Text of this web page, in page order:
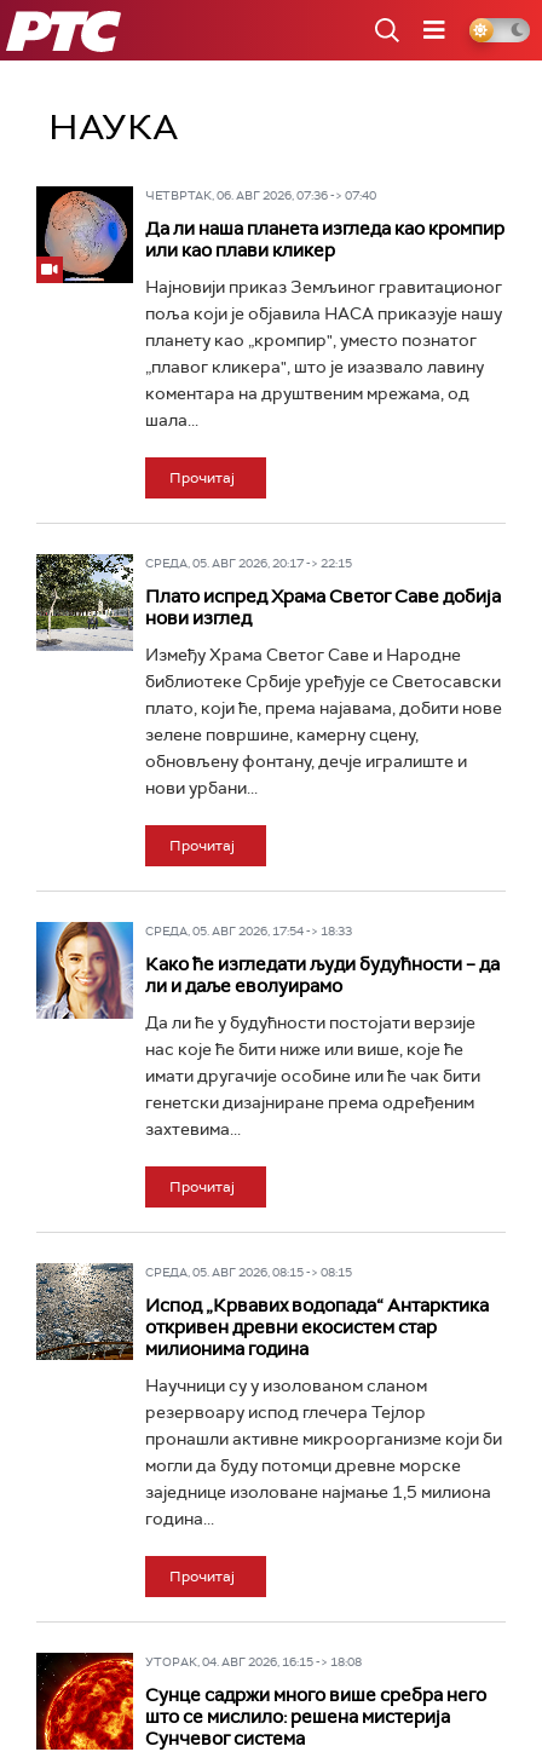
РТС
НАУКА
ЧЕТВРТАК, 06. АВГ 2026, 07:36 -> 07:40
Да ли наша планета изгледа као кромпир
или као плави кликер
Најновији приказ Земљиног гравитационог
поља који је објавила НАСА приказује нашу
планету као „кромпир", уместо познатог
„плавог кликера", што је изазвало лавину
коментара на друштвеним мрежама, од
шала...
Прочитај
СРЕДА, 05. АВГ 2026, 20:17 -> 22:15
Плато испред Храма Светог Саве добија
нови изглед
Између Храма Светог Саве и Народне
библиотеке Србије уређује се Светосавски
плато, који ће, према најавама, добити нове
зелене површине, камерну сцену,
обновљену фонтану, дечје игралиште и
нови урбани...
Прочитај
СРЕДА, 05. АВГ 2026, 17:54 -> 18:33
Како ће изгледати људи будућности – да
ли и даље еволуирамо
Да ли ће у будућности постојати верзије
нас које ће бити ниже или више, које ће
имати другачије особине или ће чак бити
генетски дизајниране према одређеним
захтевима...
Прочитај
СРЕДА, 05. АВГ 2026, 08:15 -> 08:15
Испод „Крвавих водопада“ Антарктика
откривен древни екосистем стар
милионима година
Научници су у изолованом сланом
резервоару испод глечера Тејлор
пронашли активне микроорганизме који би
могли да буду потомци древне морске
заједнице изоловане најмање 1,5 милиона
година...
Прочитај
УТОРАК, 04. АВГ 2026, 16:15 -> 18:08
Сунце садржи много више сребра него
што се мислило: решена мистерија
Сунчевог система